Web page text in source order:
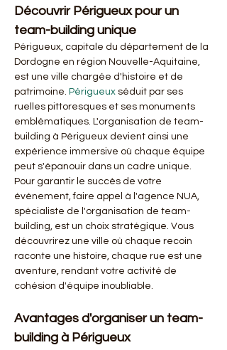
Découvrir Périgueux pour un
team-building unique
Périgueux, capitale du département de la
Dordogne en région Nouvelle-Aquitaine,
est une ville chargée d'histoire et de
patrimoine. Périgueux séduit par ses
ruelles pittoresques et ses monuments
emblématiques. L'organisation de team-
building à Périgueux devient ainsi une
expérience immersive où chaque équipe
peut s'épanouir dans un cadre unique.
Pour garantir le succès de votre
événement, faire appel à l'agence NUA,
spécialiste de l'organisation de team-
building, est un choix stratégique. Vous
découvrirez une ville où chaque recoin
raconte une histoire, chaque rue est une
aventure, rendant votre activité de
cohésion d'équipe inoubliable.
Avantages d'organiser un team-
building à Périgueux